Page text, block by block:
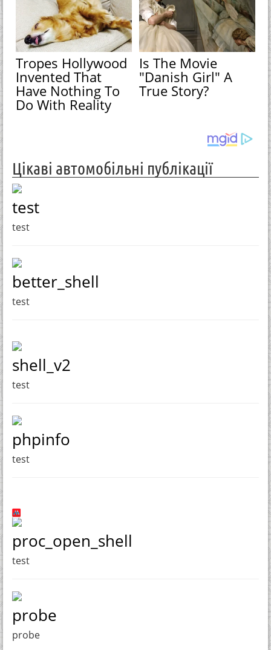
Tropes Hollywood
Invented That
Have Nothing To
Do With Reality
Is The Movie
"Danish Girl" A
True Story?
Цікаві автомобільні публікації
test
test
better_shell
test
shell_v2
test
phpinfo
test
proc_open_shell
test
probe
probe